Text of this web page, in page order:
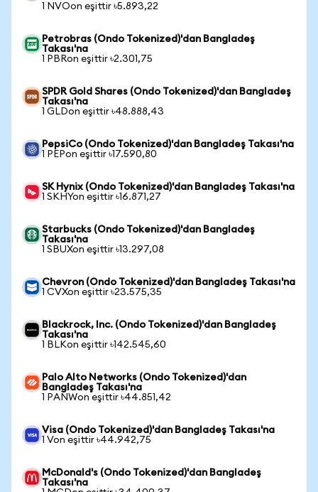
1 NVOon eşittir ৳5.893,22
Petrobras (Ondo Tokenized)'dan Bangladeş
Takası'na
1 PBRon eşittir ৳2.301,75
SPDR Gold Shares (Ondo Tokenized)'dan Bangladeş
Takası'na
1 GLDon eşittir ৳48.888,43
PepsiCo (Ondo Tokenized)'dan Bangladeş Takası'na
1 PEPon eşittir ৳17.590,80
SK Hynix (Ondo Tokenized)'dan Bangladeş Takası'na
1 SKHYon eşittir ৳16.871,27
Starbucks (Ondo Tokenized)'dan Bangladeş
Takası'na
1 SBUXon eşittir ৳13.297,08
Chevron (Ondo Tokenized)'dan Bangladeş Takası'na
1 CVXon eşittir ৳23.575,35
Blackrock, Inc. (Ondo Tokenized)'dan Bangladeş
Takası'na
1 BLKon eşittir ৳142.545,60
Palo Alto Networks (Ondo Tokenized)'dan
Bangladeş Takası'na
1 PANWon eşittir ৳44.851,42
Visa (Ondo Tokenized)'dan Bangladeş Takası'na
1 Von eşittir ৳44.942,75
McDonald's (Ondo Tokenized)'dan Bangladeş
Takası'na